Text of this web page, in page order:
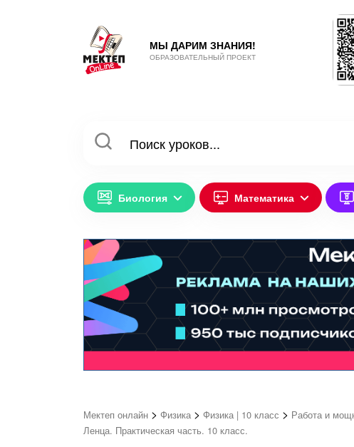
МЫ ДАРИМ ЗНАНИЯ!
ОБРАЗОВАТЕЛЬНЫЙ ПРОЕКТ
Биология Математика
Мектеп онлайн > Физика > Физика | 10 класс > Работа и
Ленца. Практическая часть. 10 класс.